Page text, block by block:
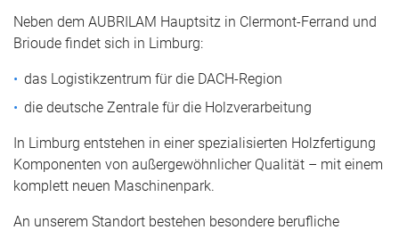
Neben dem AUBRILAM Hauptsitz in Clermont-Ferrand und
Brioude findet sich in Limburg:
das Logistikzentrum für die DACH-Region
die deutsche Zentrale für die Holzverarbeitung
In Limburg entstehen in einer spezialisierten Holzfertigung
Komponenten von außergewöhnlicher Qualität – mit einem
komplett neuen Maschinenpark.
An unserem Standort bestehen besondere berufliche